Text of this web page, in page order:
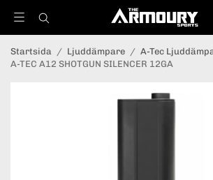
Startsida / Ljuddämpare / A-Tec
A-TEC A12 SHOTGUN SILENCER 12GA